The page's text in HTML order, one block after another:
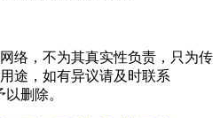
络，不为其真实性负责，只为传
途，如有异议请及时联系
删除。